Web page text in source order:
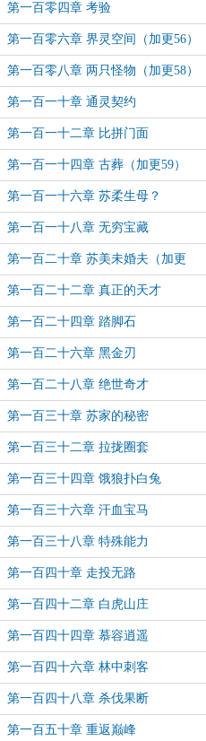
第一百零四章 考验
第一百零六章 界灵空间（加更56）
第一百零八章 两只怪物（加更58）
第一百一十章 通灵契约
第一百一十二章 比拼门面
第一百一十四章 古葬（加更59）
第一百一十六章 苏柔生母？
第一百一十八章 无穷宝藏
第一百二十章 苏美未婚夫（加更
61）
第一百二十二章 真正的天才
第一百二十四章 踏脚石
第一百二十六章 黑金刃
第一百二十八章 绝世奇才
第一百三十章 苏家的秘密
第一百三十二章 拉拢圈套
第一百三十四章 饿狼扑白兔
第一百三十六章 汗血宝马
第一百三十八章 特殊能力
第一百四十章 走投无路
第一百四十二章 白虎山庄
第一百四十四章 慕容逍遥
第一百四十六章 林中刺客
第一百四十八章 杀伐果断
第一百五十章 重返巅峰